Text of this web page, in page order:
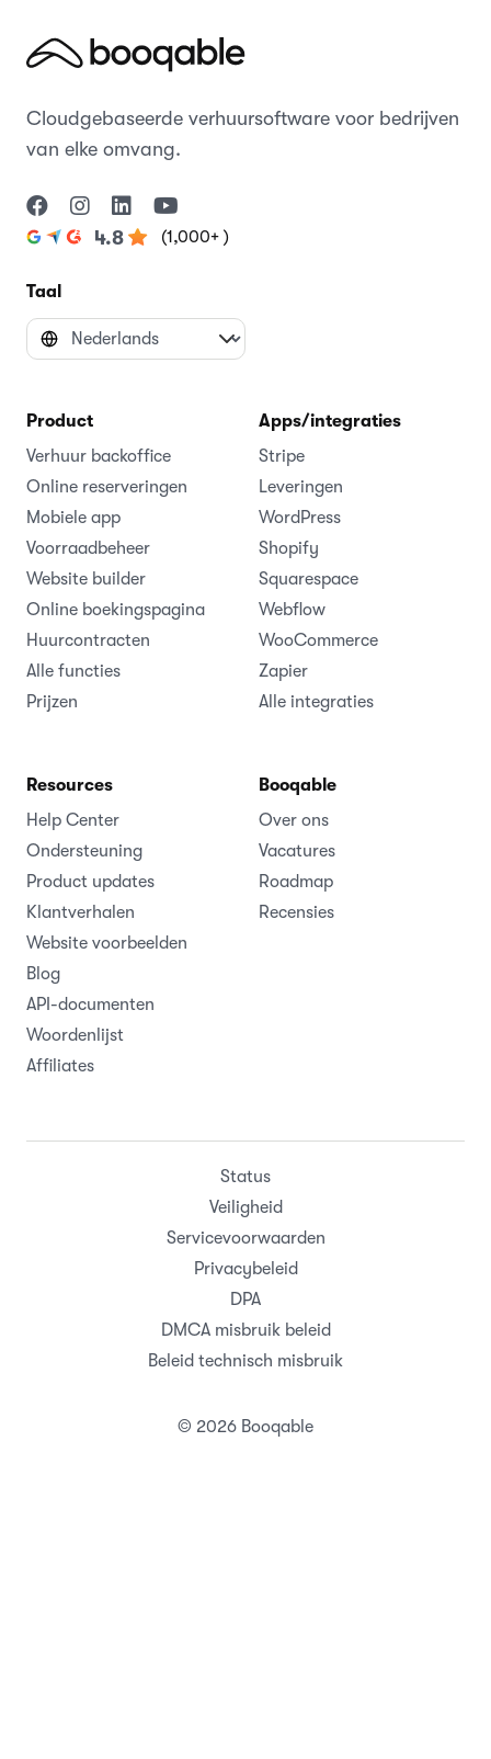
Cloudgebaseerde verhuursoftware voor bedrijven
van elke omvang.
4.8 (1,000+ )
Taal
Product
Verhuur backoffice
Online reserveringen
Mobiele app
Voorraadbeheer
Website builder
Online boekingspagina
Huurcontracten
Alle functies
Prijzen
Apps/integraties
Stripe
Leveringen
WordPress
Shopify
Squarespace
Webflow
WooCommerce
Zapier
Alle integraties
Resources
Help Center
Ondersteuning
Product updates
Klantverhalen
Website voorbeelden
Blog
API-documenten
Woordenlijst
Affiliates
Booqable
Over ons
Vacatures
Roadmap
Recensies
© 2026 Booqable
Status
Veiligheid
Servicevoorwaarden
Privacybeleid
DPA
DMCA misbruik beleid
Beleid technisch misbruik